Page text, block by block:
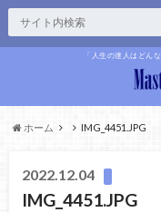
「人生の達人はどん
ホーム IMG_4451.JPG
2022.12.04
IMG_4451.JPG